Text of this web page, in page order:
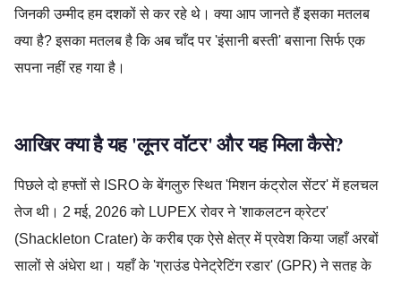
जिनकी उम्मीद हम दशकों से कर रहे थे। क्या आप जानते हैं इसका मतलब
क्या है? इसका मतलब है कि अब चाँद पर 'इंसानी बस्ती' बसाना सिर्फ एक
सपना नहीं रह गया है।
आखिर क्या है यह 'लूनर वॉटर' और यह मिला कैसे?
पिछले दो हफ्तों से ISRO के बेंगलुरु स्थित 'मिशन कंट्रोल सेंटर' में हलचल
तेज थी। 2 मई, 2026 को LUPEX रोवर ने 'शाकलटन क्रेटर'
(Shackleton Crater) के करीब एक ऐसे क्षेत्र में प्रवेश किया जहाँ अरबों
सालों से अंधेरा था। यहाँ के 'ग्राउंड पेनेट्रेटिंग रडार' (GPR) ने सतह के